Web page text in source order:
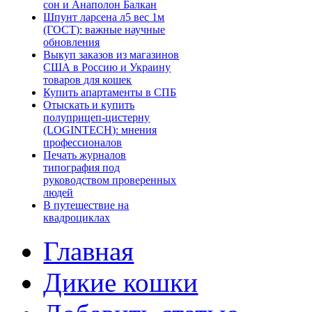
сон и Анаполон Балкан
Шпунт ларсена л5 вес 1м
(ГОСТ): важные научные
обновления
Выкуп заказов из магазинов
США в Россию и Украину
товаров для кошек
Купить апартаменты в СПБ
Отыскать и купить
полуприцеп-цистерну
(LOGINTECH): мнения
профессионалов
Печать журналов
типография под
руководством проверенных
людей
В путешествие на
квадроциклах
Главная
Дикие кошки